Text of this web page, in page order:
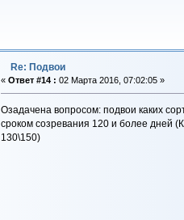
Re: Подвои
« Ответ #14 : 02 Марта 2016, 07:02:05 »
Озадачена вопросом: подвои каких
сроком созревания 120 и более дней
130\150)